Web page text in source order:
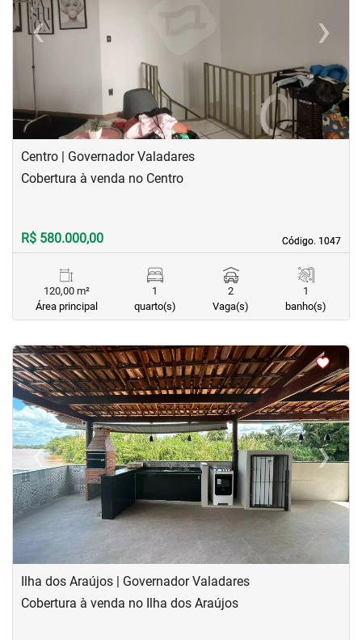
‹Previous ›Next
Centro | Governador Valadares
Código. 1047
Código. 1047
Cobertura à venda no Centro
R$ 580.000,00
120,00 m²
Área principal
1
quarto(s)
2
Vaga(s)
1
banho(s)
<<<<
‹Previous ›Next
Ilha dos Araújos | Governador Valadares
Cobertura à venda no Ilha dos Araújos